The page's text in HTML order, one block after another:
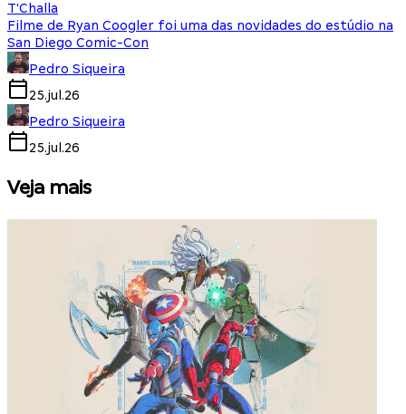
T'Challa
Filme de Ryan Coogler foi uma das novidades do estúdio na
San Diego Comic-Con
Pedro Siqueira
25.jul.26
Pedro Siqueira
25.jul.26
Veja mais